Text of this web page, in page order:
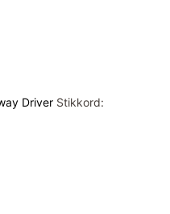
Driver Stikkord: